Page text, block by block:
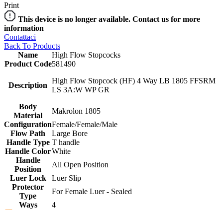
Print
This device is no longer available. Contact us for more
information
Contattaci
Back To Products
Name
High Flow Stopcocks
Product Code581490
Description
High Flow Stopcock (HF) 4 Way LB 1805 FFSRM
LS 3A:W WP GR
Body
Material
Makrolon 1805
ConfigurationFemale/Female/Male
Flow Path
Large Bore
Handle Type T handle
Handle ColorWhite
Handle
Position
All Open Position
Luer Lock
Luer Slip
Protector
Type
For Female Luer - Sealed
Ways
4